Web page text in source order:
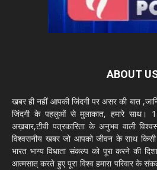
ABOUT
खबर ही नहीं आपकी जिंदगी पर असर की बात
जिंदगी के पहलुओं से मुलाकात, हमारे साथ।
अख़बार,टीवी पत्रकारिता के अनुभव वाली
विश्वसनीय खबर जो आपको जीवन के साथ
भारत भाग्य विधाता संकल्प को पूरा करने की
आत्मसात् करते हुए पूरा विश्व हमारा परिवार के